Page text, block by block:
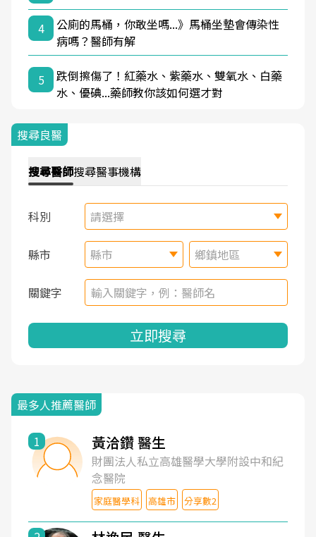
4
公廁的馬桶，你敢坐嗎...》馬桶坐墊會傳染性
病嗎？醫師有解
5
跌倒擦傷了！紅藥水、紫藥水、雙氧水、白藥
水、優碘...藥師教你該如何選才對
搜尋良醫
搜尋醫師搜尋醫事機構
科別 請選擇
縣市 縣市 鄉鎮地區
關鍵字
立即搜尋
最多人推薦醫師
1 黃洽鑽 醫生
財團法人私立高雄醫學大學附設中和紀
念醫院
家庭醫學科 高雄市 分享數2